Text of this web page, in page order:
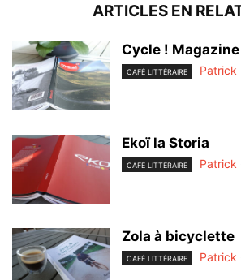
ARTICLES EN
Cycle !
CAFÉ LITTÉRAIRE Patrick
Ekoï la Storia
CAFÉ LITTÉRAIRE Patrick
Zola à bicyclette
CAFÉ LITTÉRAIRE Patrick